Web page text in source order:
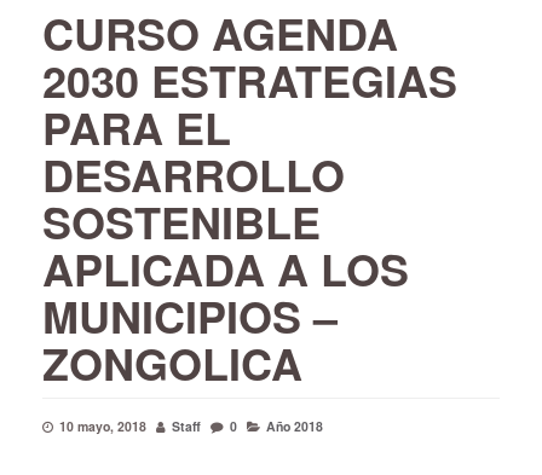
CURSO AGENDA
2030 ESTRATEGIAS
PARA EL
DESARROLLO
SOSTENIBLE
APLICADA A LOS
MUNICIPIOS –
ZONGOLICA
10 mayo, 2018 Staff 0 Año 2018